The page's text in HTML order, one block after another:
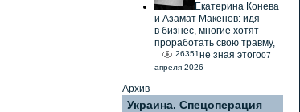
Екатерина Конева
и Азамат Макенов: идя
в бизнес, многие хотят
проработать свою травму,
не зная этого
26351
07
апреля 2026
Архив
Украина. Спецоперация